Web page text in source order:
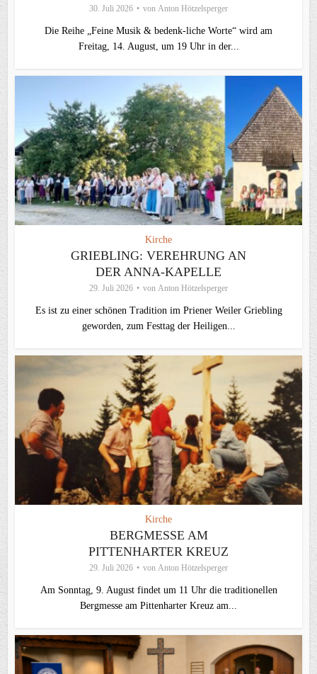
30. Juli 2026 von Anton Hötzelsperger
Die Reihe „Feine Musik & bedenk-liche Worte“ wird am
Freitag, 14. August, um 19 Uhr in der...
Kirche
GRIEBLING: VEREHRUNG AN
DER ANNA-KAPELLE
29. Juli 2026 von Anton Hötzelsperger
Es ist zu einer schönen Tradition im Priener Weiler Griebling
geworden, zum Festtag der Heiligen...
Kirche
BERGMESSE AM
PITTENHARTER KREUZ
29. Juli 2026 von Anton Hötzelsperger
Am Sonntag, 9. August findet um 11 Uhr die traditionellen
Bergmesse am Pittenharter Kreuz am...